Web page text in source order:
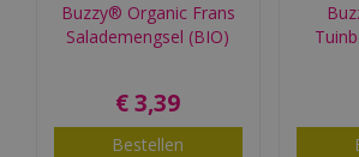
Buzzy® Organic Frans
Salademengsel (BIO)
€ 3,39
Bestellen